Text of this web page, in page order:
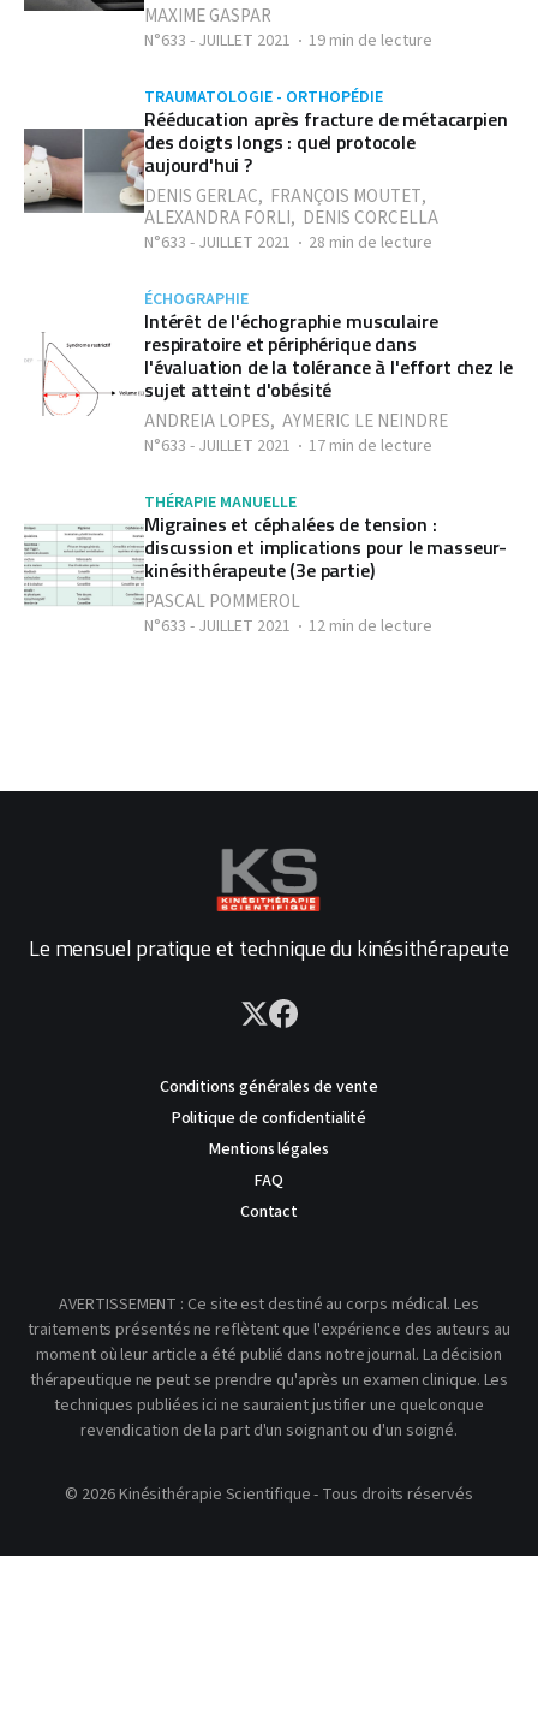
MAXIME GASPAR
N°633 - JUILLET 2021 19 min de lecture
TRAUMATOLOGIE - ORTHOPÉDIE
Rééducation après fracture de métacarpien
des doigts longs : quel protocole
aujourd'hui ?
DENIS GERLAC, FRANÇOIS MOUTET,
ALEXANDRA FORLI, DENIS CORCELLA
N°633 - JUILLET 2021 28 min de lecture
ÉCHOGRAPHIE
Intérêt de l'échographie musculaire
respiratoire et périphérique dans
l'évaluation de la tolérance à l'effort chez le
sujet atteint d'obésité
ANDREIA LOPES, AYMERIC LE NEINDRE
N°633 - JUILLET 2021 17 min de lecture
THÉRAPIE MANUELLE
Migraines et céphalées de tension :
discussion et implications pour le masseur-
kinésithérapeute (3e partie)
PASCAL POMMEROL
N°633 - JUILLET 2021 12 min de lecture
Le mensuel pratique et technique du kinésithérapeute
Conditions générales de vente
Politique de confidentialité
Mentions légales
FAQ
Contact
AVERTISSEMENT : Ce site est destiné au corps médical. Les
traitements présentés ne reflètent que l'expérience des auteurs au
moment où leur article a été publié dans notre journal. La décision
thérapeutique ne peut se prendre qu'après un examen clinique. Les
techniques publiées ici ne sauraient justifier une quelconque
revendication de la part d'un soignant ou d'un soigné.
© 2026 Kinésithérapie Scientifique - Tous droits réservés